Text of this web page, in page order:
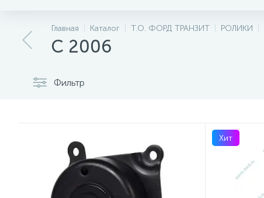
Главная Каталог Т.О. ФОРД ТРАНЗИТ РОЛИКИ
C 2006
Фильтр
Хит